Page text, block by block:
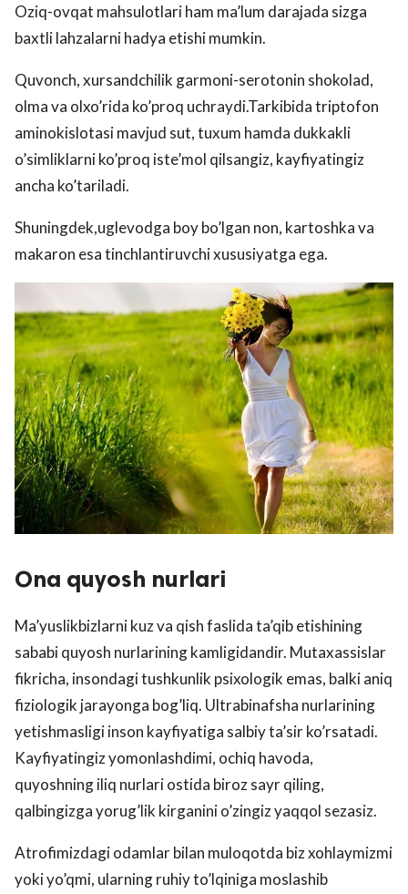
Oziq-ovqat mahsulotlari ham ma’lum darajada sizga
baxtli lahzalarni hadya etishi mumkin.
Quvonch, xursandchilik garmoni-serotonin shokolad,
olma va olxo’rida ko’proq uchraydi.Tarkibida triptofon
aminokislotasi mavjud sut, tuxum hamda dukkakli
o’simliklarni ko’proq iste’mol qilsangiz, kayfiyatingiz
ancha ko’tariladi.
Shuningdek,uglevodga boy bo’lgan non, kartoshka va
makaron esa tinchlantiruvchi xususiyatga ega.
Ona quyosh nurlari
Ma’yuslikbizlarni kuz va qish faslida ta’qib etishining
sababi quyosh nurlarining kamligidandir. Mutaxassislar
fikricha, insondagi tushkunlik psixologik emas, balki aniq
fiziologik jarayonga bog’liq. Ultrabinafsha nurlarining
yetishmasligi inson kayfiyatiga salbiy ta’sir ko’rsatadi.
Kayfiyatingiz yomonlashdimi, ochiq havoda,
quyoshning iliq nurlari ostida biroz sayr qiling,
qalbingizga yorug’lik kirganini o’zingiz yaqqol sezasiz.
Atrofimizdagi odamlar bilan muloqotda biz xohlaymizmi
yoki yo’qmi, ularning ruhiy to’lqiniga moslashib